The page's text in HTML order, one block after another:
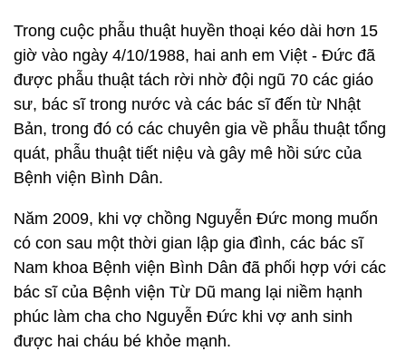
Trong cuộc phẫu thuật huyền thoại kéo dài hơn 15
giờ vào ngày 4/10/1988, hai anh em Việt - Đức đã
được phẫu thuật tách rời nhờ đội ngũ 70 các giáo
sư, bác sĩ trong nước và các bác sĩ đến từ Nhật
Bản, trong đó có các chuyên gia về phẫu thuật tổng
quát, phẫu thuật tiết niệu và gây mê hồi sức của
Bệnh viện Bình Dân.
Năm 2009, khi vợ chồng Nguyễn Đức mong muốn
có con sau một thời gian lập gia đình, các bác sĩ
Nam khoa Bệnh viện Bình Dân đã phối hợp với các
bác sĩ của Bệnh viện Từ Dũ mang lại niềm hạnh
phúc làm cha cho Nguyễn Đức khi vợ anh sinh
được hai cháu bé khỏe mạnh.